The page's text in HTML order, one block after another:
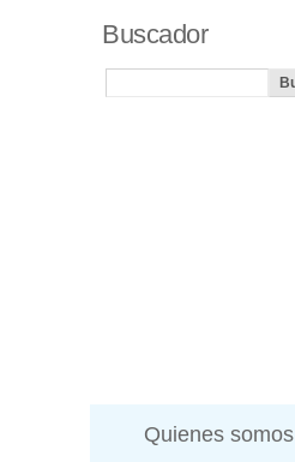
Buscador
Quienes somos